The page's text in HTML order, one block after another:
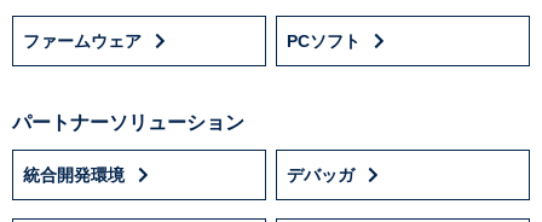
ファームウェア PCソフト
パートナーソリューション
統合開発環境 デバッガ